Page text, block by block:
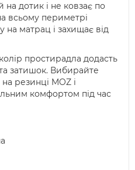
дотик і не ковзає по
всьому периметрі
на матрац і захищає від
простирадла додасть
затишок. Вибирайте
резинці MOZ і
комфортом під час